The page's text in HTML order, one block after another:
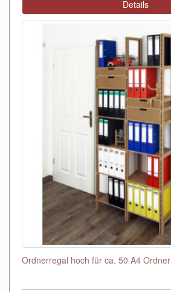
Details
Ordnerregal hoch für ca. 50 A4 Ordner